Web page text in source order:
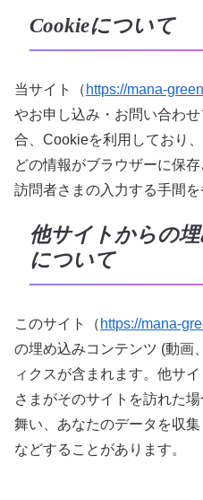
Cookieについて
当サイト（ https://mana-
やお申し込み・お問い合わ
合、Cookieを利用しており
どの情報がブラウザーに保
訪問者さまの入力する手間を
他サイトからの
について
このサイト（ https://mana-
の埋め込みコンテンツ (動画
ィクスが含まれます。他サ
さまがそのサイトを訪れた
舞い、あなたのデータを収
などすることがあります。